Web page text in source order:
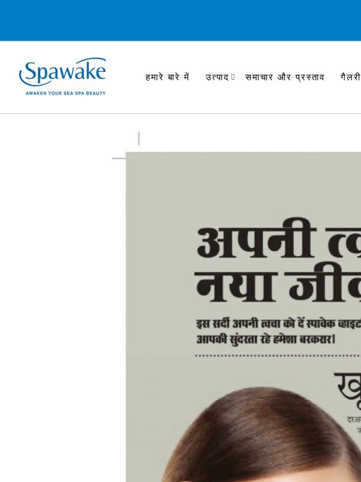
हमारे बारे में उत्पाद समाचार और प्रस्ताव गैलरी